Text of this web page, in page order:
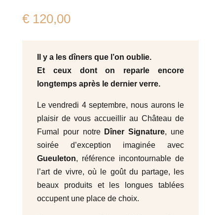
€120,00
Il y a les dîners que l’on oublie.
Et ceux dont on reparle encore
longtemps après le dernier verre.
Le vendredi 4 septembre, nous aurons le
plaisir de vous accueillir au Château de
Fumal pour notre Dîner Signature, une
soirée d’exception imaginée avec
Gueuleton, référence incontournable de
l’art de vivre, où le goût du partage, les
beaux produits et les longues tablées
occupent une place de choix.